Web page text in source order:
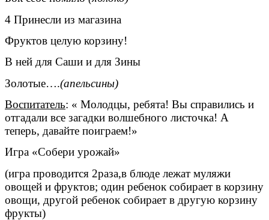
4 Принесли из магазина
Фруктов целую корзину!
В ней для Саши и для Зины
Золотые….(апельсины)
Воспитатель: « Молодцы, ребята! Вы справились и
отгадали все загадки волшебного листочка! А
теперь, давайте поиграем!»
Игра «Собери урожай»
(игра проводится 2раза,в блюде лежат муляжи
овощей и фруктов; один ребенок собирает в корзину
овощи, другой ребенок собирает в другую корзину
фрукты)